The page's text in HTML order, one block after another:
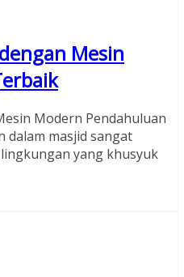
Mesin
Modern Pendahuluan
dalam masjid sangat
yang khusyuk